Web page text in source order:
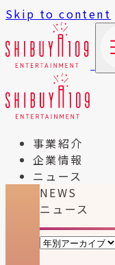
Skip to content
事業紹介
企業情報
ニュース
NEWS
ニュース